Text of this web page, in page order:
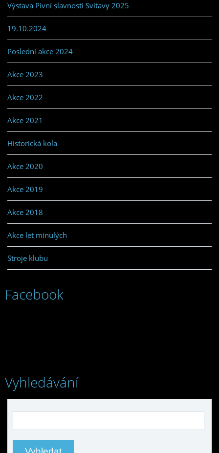
Výstava Pivní slavnosti Svitavy 2025
19.10.2024
Poslední akce 2024
Akce 2023
Akce 2022
Akce 2021
Historická kola
Akce 2020
Akce 2019
Akce 2018
Akce let minulých
Stroje klubu
Facebook
Vyhledávání